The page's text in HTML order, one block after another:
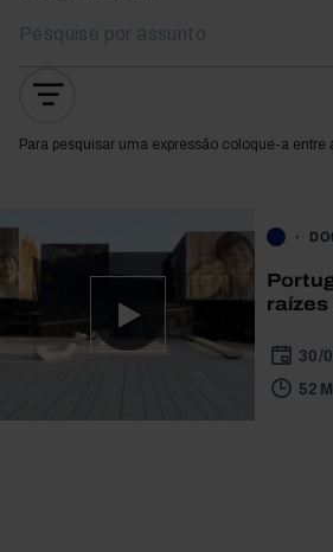
Para pesquisar uma expressão coloque-a entre
raízes
30/
52